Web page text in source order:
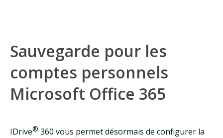
Sauvegarde pour les
comptes personnels
Microsoft Office 365
IDrive® 360 vous permet désormais de configurer la